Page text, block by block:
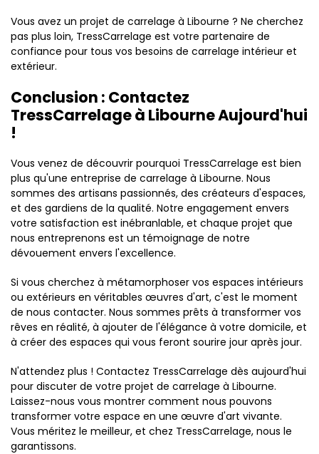
Vous avez un projet de carrelage à Libourne ? Ne cherchez
pas plus loin, TressCarrelage est votre partenaire de
confiance pour tous vos besoins de carrelage intérieur et
extérieur.
Conclusion : Contactez
TressCarrelage à Libourne Aujourd'hui
!
Vous venez de découvrir pourquoi TressCarrelage est bien
plus qu'une entreprise de carrelage à Libourne. Nous
sommes des artisans passionnés, des créateurs d'espaces,
et des gardiens de la qualité. Notre engagement envers
votre satisfaction est inébranlable, et chaque projet que
nous entreprenons est un témoignage de notre
dévouement envers l'excellence.
Si vous cherchez à métamorphoser vos espaces intérieurs
ou extérieurs en véritables œuvres d'art, c'est le moment
de nous contacter. Nous sommes prêts à transformer vos
rêves en réalité, à ajouter de l'élégance à votre domicile, et
à créer des espaces qui vous feront sourire jour après jour.
N'attendez plus ! Contactez TressCarrelage dès aujourd'hui
pour discuter de votre projet de carrelage à Libourne.
Laissez-nous vous montrer comment nous pouvons
transformer votre espace en une œuvre d'art vivante.
Vous méritez le meilleur, et chez TressCarrelage, nous le
garantissons.